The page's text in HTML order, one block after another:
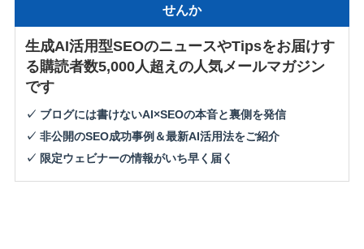
せんか
生成AI活用型SEOのニュースやTipsをお届けす
る購読者数5,000人超えの人気メールマガジン
です
✓ ブログには書けないAI×SEOの本音と裏側を発信
✓ 非公開のSEO成功事例＆最新AI活用法をご紹介
✓ 限定ウェビナーの情報がいち早く届く